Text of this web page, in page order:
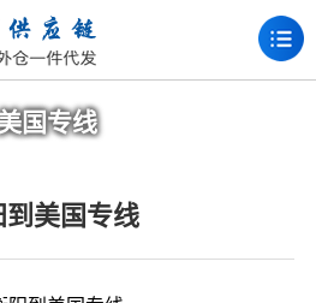
国专线
到美国专线